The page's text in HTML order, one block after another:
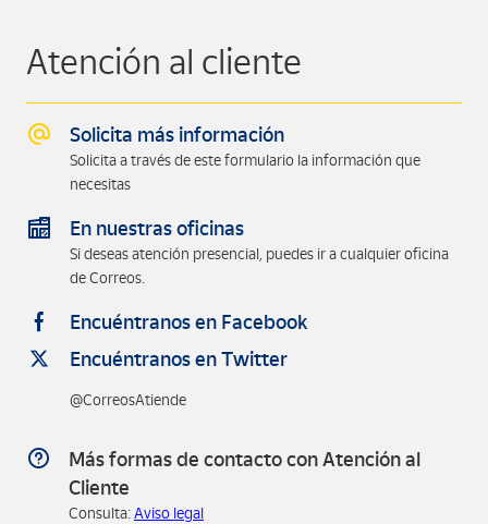
Atención al cliente
Solicita más información
Solicita a través de este formulario la información que
necesitas
En nuestras oficinas
Si deseas atención presencial, puedes ir a cualquier oficina
de Correos.
Encuéntranos en Facebook
Encuéntranos en Twitter
@CorreosAtiende
Más formas de contacto con Atención al
Cliente
Consulta:Aviso legal